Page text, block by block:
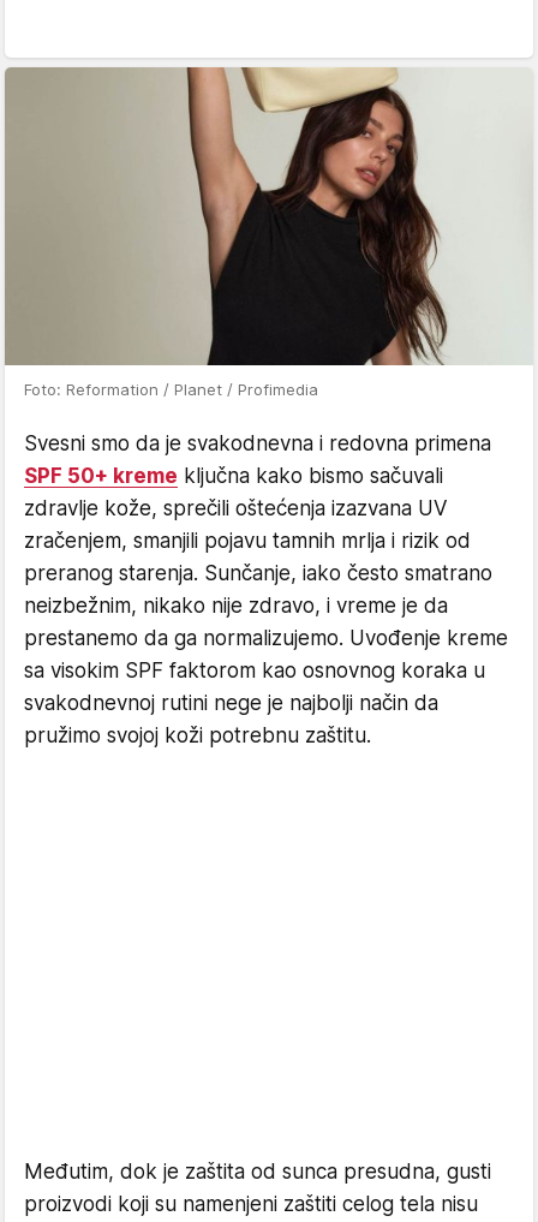
Foto: Reformation / Planet / Profimedia
Svesni smo da je svakodnevna i redovna primena
SPF 50+ kreme ključna kako bismo sačuvali
zdravlje kože, sprečili oštećenja izazvana UV
zračenjem, smanjili pojavu tamnih mrlja i rizik od
preranog starenja. Sunčanje, iako često smatrano
neizbežnim, nikako nije zdravo, i vreme je da
prestanemo da ga normalizujemo. Uvođenje kreme
sa visokim SPF faktorom kao osnovnog koraka u
svakodnevnoj rutini nege je najbolji način da
pružimo svojoj koži potrebnu zaštitu.
Međutim, dok je zaštita od sunca presudna, gusti
proizvodi koji su namenjeni zaštiti celog tela nisu